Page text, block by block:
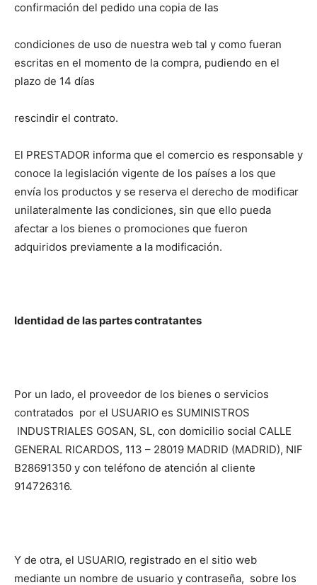
confirmación del pedido una copia de las
condiciones de uso de nuestra web tal y como fueran
escritas en el momento de la compra, pudiendo en el
plazo de 14 días
rescindir el contrato.
El PRESTADOR informa que el comercio es responsable y
conoce la legislación vigente de los países a los que
envía los productos y se reserva el derecho de modificar
unilateralmente las condiciones, sin que ello pueda
afectar a los bienes o promociones que fueron
adquiridos previamente a la modificación.
Identidad de las partes contratantes
Por un lado, el proveedor de los bienes o servicios
contratados por el USUARIO es SUMINISTROS
INDUSTRIALES GOSAN, SL, con domicilio social CALLE
GENERAL RICARDOS, 113 – 28019 MADRID (MADRID), NIF
B28691350 y con teléfono de atención al cliente
914726316.
Y de otra, el USUARIO, registrado en el sitio web
mediante un nombre de usuario y contraseña, sobre los